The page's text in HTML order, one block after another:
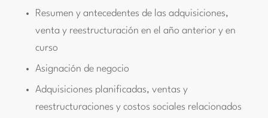
Resumen y antecedentes de las adquisiciones,
venta y reestructuración en el año anterior y en
curso
Asignación de negocio
Adquisiciones planificadas, ventas y
reestructuraciones y costos sociales relacionados